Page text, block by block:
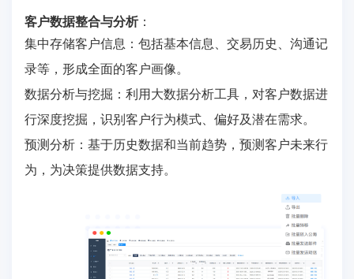
客户数据整合与分析：
集中存储客户信息：包括基本信息、交易历史、沟通记
录等，形成全面的客户画像。
数据分析与挖掘：利用大数据分析工具，对客户数据进
行深度挖掘，识别客户行为模式、偏好及潜在需求。
预测分析：基于历史数据和当前趋势，预测客户未来行
为，为决策提供数据支持。